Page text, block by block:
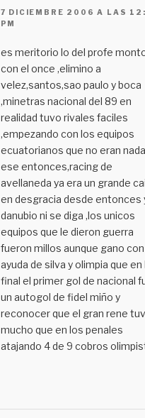
7 DICIEMBRE 2006 A LAS
PM
es meritorio lo del profe
con el once ,elimino a
velez,santos,sao paulo y boca
,minetras nacional del 89 en
realidad tuvo rivales faciles
,empezando con los equipos
ecuatorianos que no eran
ese entonces,racing de
avellaneda ya era un grande
en desgracia desde entonces
danubio ni se diga ,los unicos
equipos que le dieron guerra
fueron millos aunque gano con
ayuda de silva y olimpia que en
final el primer gol de nacional
un autogol de fidel miño y
reconocer que el gran rene
mucho que en los penales
atajando 4 de 9 cobros